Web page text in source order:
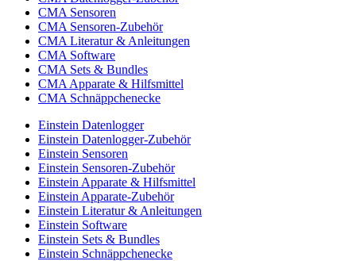
CMA Sensoren
CMA Sensoren-Zubehör
CMA Literatur & Anleitungen
CMA Software
CMA Sets & Bundles
CMA Apparate & Hilfsmittel
CMA Schnäppchenecke
Einstein Datenlogger
Einstein Datenlogger-Zubehör
Einstein Sensoren
Einstein Sensoren-Zubehör
Einstein Apparate & Hilfsmittel
Einstein Apparate-Zubehör
Einstein Literatur & Anleitungen
Einstein Software
Einstein Sets & Bundles
Einstein Schnäppchenecke